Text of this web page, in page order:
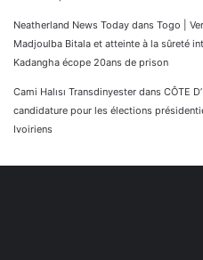
Neatherland News Today dans Togo |
Madjoulba Bitala et atteinte à la sûreté
Kadangha écope 20ans de prison
Cami Halısı Transdinyester dans CÔTE
candidature pour les élections
Ivoiriens